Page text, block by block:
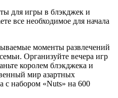
для игры в блэкджек и
все необходимое для начала
моменты развлечений
Организуйте вечера игр
королем блэкджека и
мир азартных
с набором «Nuts» на 600